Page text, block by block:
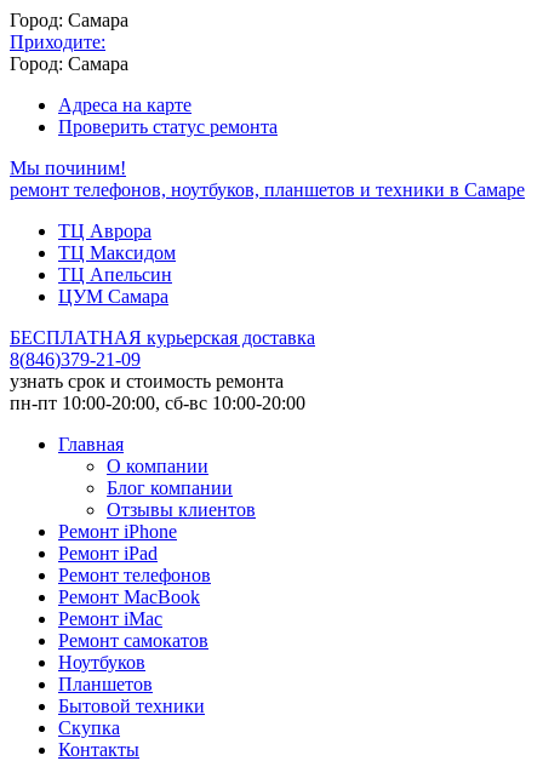
Город: Самара
Приходите:
Город: Самара
Адреса на карте
Проверить статус ремонта
Мы починим!
ремонт телефонов, ноутбуков, планшетов и техники в Самаре
ТЦ Аврора
ТЦ Максидом
ТЦ Апельсин
ЦУМ Самара
БЕСПЛАТНАЯ курьерская доставка
8(846)379-21-09
узнать срок и стоимость ремонта
пн-пт 10:00-20:00, сб-вс 10:00-20:00
Главная
О компании
Блог компании
Отзывы клиентов
Ремонт iPhone
Ремонт iPad
Ремонт телефонов
Ремонт MacBook
Ремонт iMac
Ремонт самокатов
Ноутбуков
Планшетов
Бытовой техники
Скупка
Контакты